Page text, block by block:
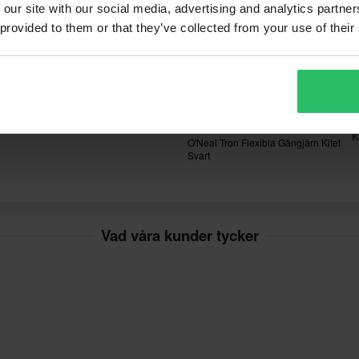
site with our social media, advertising and analytics
to them or that they’ve collected from your use of
O'Neal Tron Flexibla Gångjärn Kitet
Svart
Vad våra kunder tycker